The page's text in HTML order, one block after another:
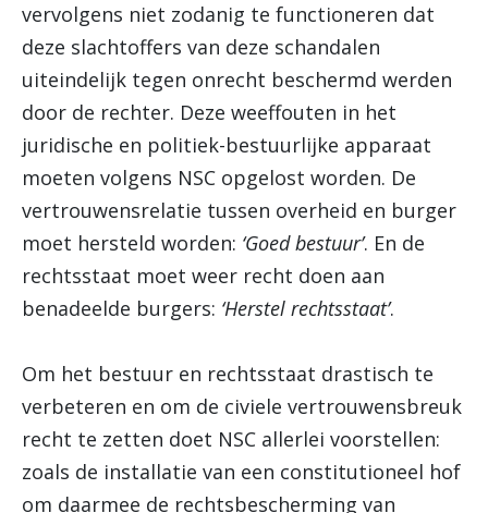
vervolgens niet zodanig te functioneren dat
deze slachtoffers van deze schandalen
uiteindelijk tegen onrecht beschermd werden
door de rechter. Deze weeffouten in het
juridische en politiek-bestuurlijke apparaat
moeten volgens NSC opgelost worden. De
vertrouwensrelatie tussen overheid en burger
moet hersteld worden: ‘Goed bestuur’. En de
rechtsstaat moet weer recht doen aan
benadeelde burgers: ‘Herstel rechtsstaat’.
Om het bestuur en rechtsstaat drastisch te
verbeteren en om de civiele vertrouwensbreuk
recht te zetten doet NSC allerlei voorstellen:
zoals de installatie van een constitutioneel hof
om daarmee de rechtsbescherming van